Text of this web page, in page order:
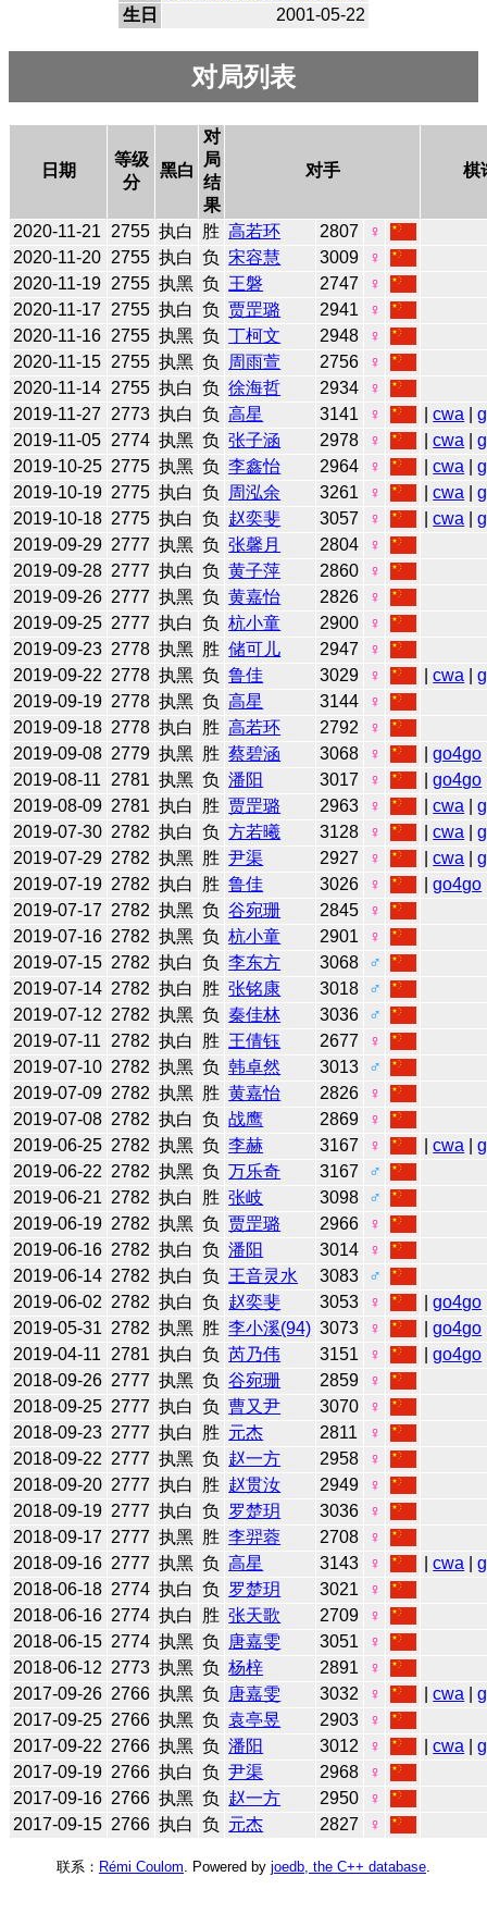
生日
2001-05-22
对局列表
日期
等级
分
黑白
对
局
结
果
对手 棋
2020-11-21 2755 执白 胜 高若环 2807
♀
2020-11-20 2755 执白 负 宋容慧 3009
♀
2020-11-19 2755 执黑 负 王磐 2747
♀
2020-11-17
2755 执白 负 贾罡璐 2941
♀
2020-11-16 2755 执黑 负 丁柯文 2948
♀
2020-11-15 2755 执黑 负 周雨萱 2756
♀
2020-11-14 2755 执白 负 徐海哲 2934
♀
2019-11-27
2773 执白 负 高星 3141 ♀ |cwa |
2019-11-05 2774 执黑 负 张子涵 2978 ♀ |cwa |
2019-10-25 2775 执黑 负 李鑫怡 2964 ♀ |cwa |
2019-10-19 2775 执白 负 周泓余 3261 ♀ |cwa |
2019-10-18 2775 执白 负 赵奕斐 3057 ♀ |cwa |
2019-09-29 2777 执黑 负 张馨月 2804
♀
2019-09-28 2777 执白 负 黄子萍 2860
♀
2019-09-26 2777 执黑 负 黄嘉怡 2826
♀
2019-09-25 2777 执白 负 杭小童 2900
♀
2019-09-23 2778 执黑 胜 储可儿 2947
♀
2019-09-22 2778 执黑 负 鲁佳 3029 ♀ |cwa |
2019-09-19 2778 执黑 负 高星 3144
♀
2019-09-18 2778 执白 胜 高若环 2792
♀
2019-09-08 2779 执黑 胜 蔡碧涵 3068 ♀ |go4go
2019-08-11
2781 执黑 负 潘阳 3017 ♀ |go4go
2019-08-09 2781 执白 胜 贾罡璐 2963 ♀ |cwa |
2019-07-30 2782 执白 负 方若曦 3128 ♀ |cwa |
2019-07-29 2782 执黑 胜 尹渠 2927 ♀ |cwa |
2019-07-19 2782 执白 胜 鲁佳 3026 ♀ |go4go
2019-07-17 2782 执黑 负 谷宛珊 2845
♀
2019-07-16 2782 执黑 负 杭小童 2901
♀
2019-07-15 2782 执白 负 李东方 3068
♂
2019-07-14 2782 执白 胜 张铭康 3018
♂
2019-07-12 2782 执黑 负 秦佳林 3036
♂
2019-07-11
2782 执白 胜 王倩钰 2677
♀
2019-07-10 2782 执黑 负 韩卓然 3013
♂
2019-07-09 2782 执黑 胜 黄嘉怡 2826
♀
2019-07-08 2782 执白 负 战鹰 2869
♀
2019-06-25 2782 执黑 负 李赫 3167 ♀ |cwa |
2019-06-22 2782 执黑 负 万乐奇 3167
♂
2019-06-21 2782 执白 胜 张岐 3098
♂
2019-06-19 2782 执黑 负 贾罡璐 2966
♀
2019-06-16 2782 执白 负 潘阳 3014
♀
2019-06-14 2782 执白 负 王音灵水 3083
♂
2019-06-02 2782 执白 负 赵奕斐 3053 ♀ |go4go
2019-05-31 2782 执黑 胜 李小溪(94) 3073 ♀ |go4go
2019-04-11
2781 执白 负 芮乃伟 3151 ♀ |go4go
2018-09-26 2777 执黑 负 谷宛珊 2859
♀
2018-09-25 2777 执白 负 曹又尹 3070
♀
2018-09-23 2777 执白 胜 元杰 2811
♀
2018-09-22 2777 执黑 负 赵一方 2958
♀
2018-09-20 2777 执白 胜 赵贯汝 2949
♀
2018-09-19 2777 执白 负 罗楚玥 3036
♀
2018-09-17 2777 执黑 胜 李羿蓉 2708
♀
2018-09-16 2777 执黑 负 高星 3143 ♀ |cwa |
2018-06-18 2774 执白 负 罗楚玥 3021
♀
2018-06-16 2774 执白 胜 张天歌 2709
♀
2018-06-15 2774 执黑 负 唐嘉雯 3051
♀
2018-06-12 2773 执黑 负 杨梓 2891
♀
2017-09-26 2766 执黑 负 唐嘉雯 3032 ♀ |cwa |
2017-09-25 2766 执黑 负 袁亭昱 2903
♀
2017-09-22 2766 执黑 负 潘阳 3012 ♀ |cwa |
2017-09-19 2766 执白 负 尹渠 2968
♀
2017-09-16 2766 执黑 负 赵一方 2950
♀
2017-09-15 2766 执白 负 元杰 2827 ♀
联系： Rémi Coulom . Powered by joedb, the C++ database